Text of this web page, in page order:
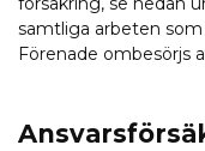
samtliga arbeten
Förenade ombesörjs